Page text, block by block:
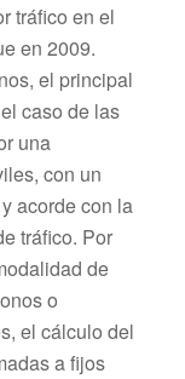
tráfico en el
en 2009.
el principal
caso de las
una
con un
acorde con la
tráfico. Por
de
o
el cálculo del
a fijos